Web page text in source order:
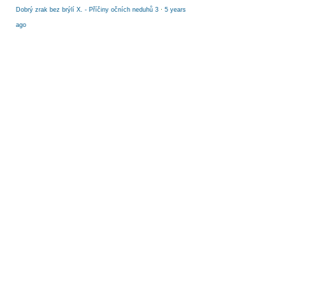
Dobrý zrak bez brýlí X. - Příčiny očních neduhů 3 · 5 years
ago